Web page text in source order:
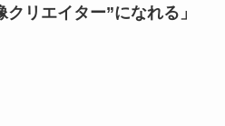
クリエイター”になれる」